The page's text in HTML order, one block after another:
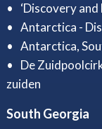
‘Discovery
Antarctica -
Antarctica,
De
zuiden
South Georgia